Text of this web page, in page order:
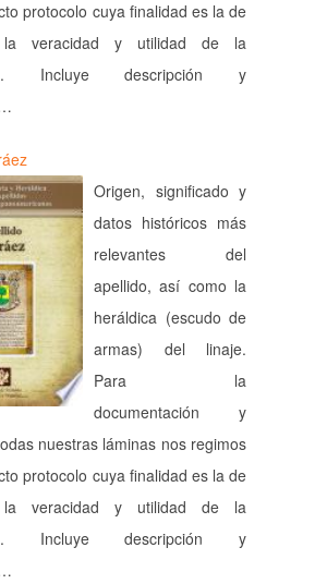
protocolo cuya finalidad es la de
la veracidad y utilidad de la
Incluye descripción y
Origen, significado y
datos históricos más
relevantes del
apellido, así como la
heráldica (escudo de
armas) del linaje.
Para la
documentación y
nuestras láminas nos regimos
protocolo cuya finalidad es la de
la veracidad y utilidad de la
Incluye descripción y